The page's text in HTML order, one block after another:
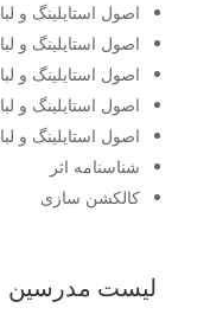
اصول استایلینگ و
اصول استایلینگ و
اصول استایلینگ و
اصول استایلینگ و
اصول استایلینگ و
شناسنامه اثر
کالکشن سازی
لیست مدرسین